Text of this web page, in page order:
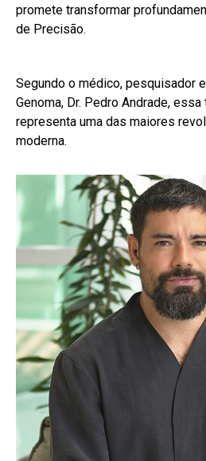
promete transformar
de Precisão.
Segundo o médico, pesquisador
Genoma, Dr. Pedro Andrade,
representa uma das maiores
moderna.